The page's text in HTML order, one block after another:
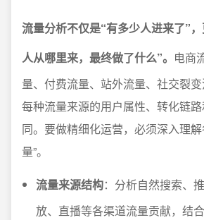
流量分析不仅是“有多少人进来了”
人从哪里来，最终做了什么”。 电商
量、付费流量、站外流量、社交裂变
每种流量来源的用户属性、转化链
同。要做精细化运营，必须深入理
量”。
流量来源结构：分析自然搜索、
放、直播等各渠道流量贡献，结